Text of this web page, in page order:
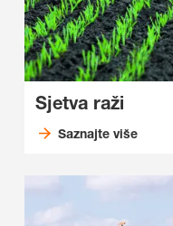
Sjetva raži
Saznajte više